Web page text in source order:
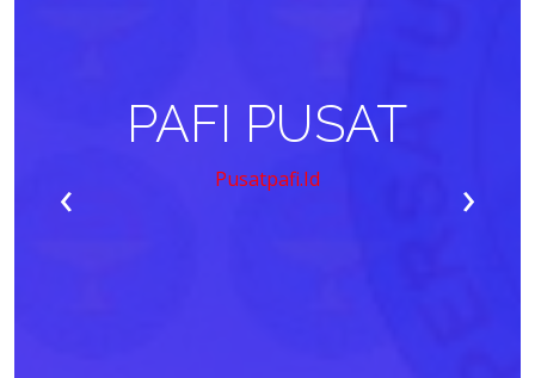
PAFI PUSAT
Pusatpafi.id
‹ ›